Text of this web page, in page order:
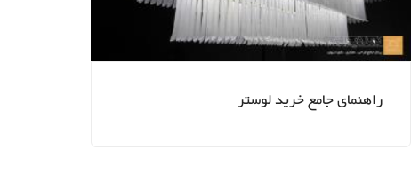
مرکز تماس
رخت شوی خانه
راه پله
بناهای دیدنی
راهنمای جامع خرید لوستر